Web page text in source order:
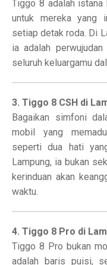
Tiggo 8 adalah istana
untuk mereka yang
setiap detak roda. Di
ia adalah
seluruh keluargamu
3. Tiggo 8 CSH di
Bagaikan simfoni
mobil yang
seperti dua hati
Lampung, ia bukan
kerinduan akan
waktu.
4. Tiggo 8 Pro di
Tiggo 8 Pro bukan
adalah baris puisi,